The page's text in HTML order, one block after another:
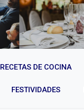
RECETAS DE COCINA
FESTIVIDADES